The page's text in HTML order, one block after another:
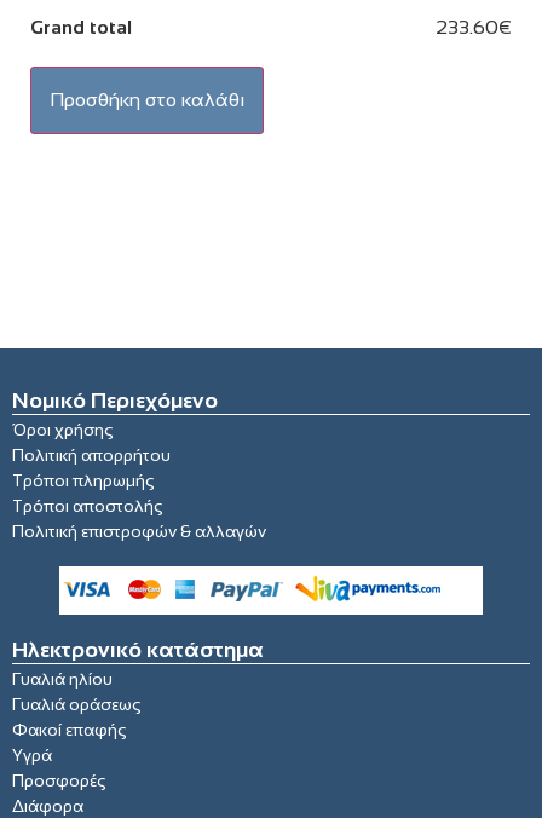
Grand total
233.60€
Προσθήκη στο καλάθι
Νομικό Περιεχόμενο
Όροι χρήσης
Πολιτική απορρήτου
Τρόποι πληρωμής
Τρόποι αποστολής
Πολιτική επιστροφών & αλλαγών
Ηλεκτρονικό κατάστημα
Γυαλιά ηλίου
Γυαλιά οράσεως
Φακοί επαφής
Υγρά
Προσφορές
Διάφορα